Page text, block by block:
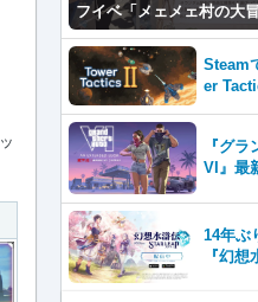
フイベ「メェメェ村の大
ポ！ミニゲームやコスプ
だくさん！
Steam
er
『グ
VI』最
14年ぶ
『幻